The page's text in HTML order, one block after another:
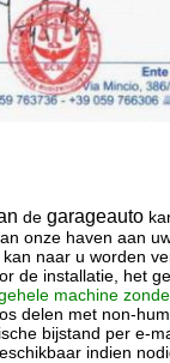
de garageauto
onze haven aan
naar u worden
de installatie, het
machine
delen met non-
bijstand per e-
indien